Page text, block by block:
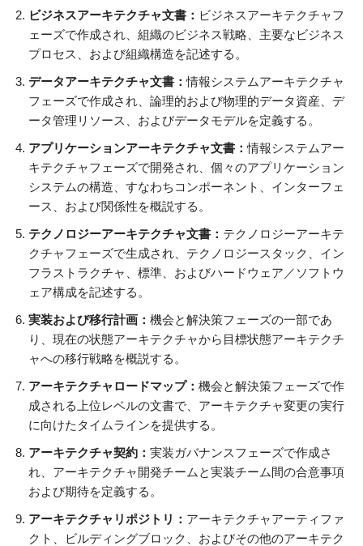
ビジネスアーキテクチャ文書： ビジネスアーキテクチャフ
ェーズで作成され、組織のビジネス戦略、主要なビジネス
プロセス、および組織構造を記述する。
データアーキテクチャ文書：情報システムアーキテクチャ
フェーズで作成され、論理的および物理的データ資産、デ
ータ管理リソース、およびデータモデルを定義する。
アプリケーションアーキテクチャ文書：情報システムアー
キテクチャフェーズで開発され、個々のアプリケーション
システムの構造、すなわちコンポーネント、インターフェ
ース、および関係性を概説する。
テクノロジーアーキテクチャ文書： テクノロジーアーキテ
クチャフェーズで生成され、テクノロジースタック、イン
フラストラクチャ、標準、およびハードウェア／ソフトウ
ェア構成を記述する。
実装および移行計画： 機会と解決策フェーズの一部であ
り、現在の状態アーキテクチャから目標状態アーキテクチ
ャへの移行戦略を概説する。
アーキテクチャロードマップ： 機会と解決策フェーズで作
成される上位レベルの文書で、アーキテクチャ変更の実行
に向けたタイムラインを提供する。
アーキテクチャ契約： 実装ガバナンスフェーズで作成さ
れ、アーキテクチャ開発チームと実装チーム間の合意事項
および期待を定義する。
アーキテクチャリポジトリ： アーキテクチャアーティファ
クト、ビルディングブロック、およびその他のアーキテク